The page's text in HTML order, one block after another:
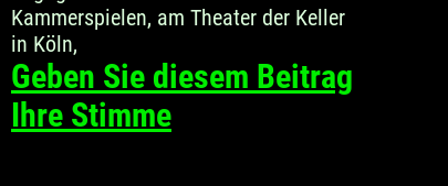
Kammerspielen, am Theater der Keller
in Köln,
Geben Sie diesem Beitrag
Ihre Stimme